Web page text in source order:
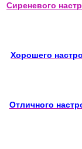
Сиреневого
Хорошего
Отличного